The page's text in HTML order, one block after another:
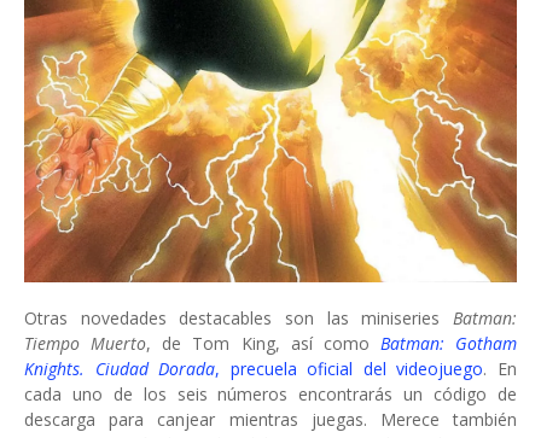
Otras novedades destacables son las miniseries Batman:
Tiempo Muerto, de Tom King, así como Batman: Gotham
Knights. Ciudad Dorada, precuela oficial del videojuego. En
cada uno de los seis números encontrarás un código de
descarga para canjear mientras juegas. Merece también